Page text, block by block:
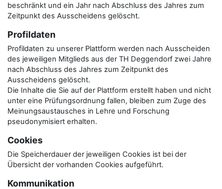
beschränkt und ein Jahr nach Abschluss des Jahres zum
Zeitpunkt des Ausscheidens gelöscht.
Profildaten
Profildaten zu unserer Plattform werden nach Ausscheiden
des jeweiligen Mitglieds aus der TH Deggendorf zwei Jahre
nach Abschluss des Jahres zum Zeitpunkt des
Ausscheidens gelöscht.
Die Inhalte die Sie auf der Plattform erstellt haben und nicht
unter eine Prüfungsordnung fallen, bleiben zum Zuge des
Meinungsaustausches in Lehre und Forschung
pseudonymisiert erhalten.
Cookies
Die Speicherdauer der jeweiligen Cookies ist bei der
Übersicht der vorhanden Cookies aufgeführt.
Kommunikation